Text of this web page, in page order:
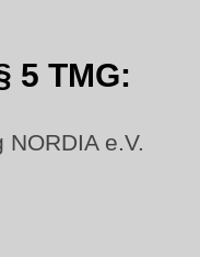
5 TMG:
e.V.